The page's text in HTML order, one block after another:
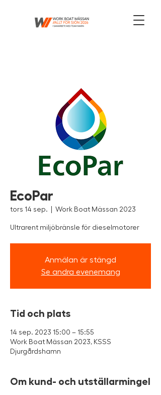
EcoPar
tors 14 sep. Work Boat Mässan 2023
Ultrarent miljöbränsle för dieselmotorer
Anmälan är stängd
Se andra evenemang
Tid och plats
14 sep. 2023 15:00 – 15:55
Work Boat Mässan 2023, KSSS
Djurgårdshamn
Om kund- och utställarmingel